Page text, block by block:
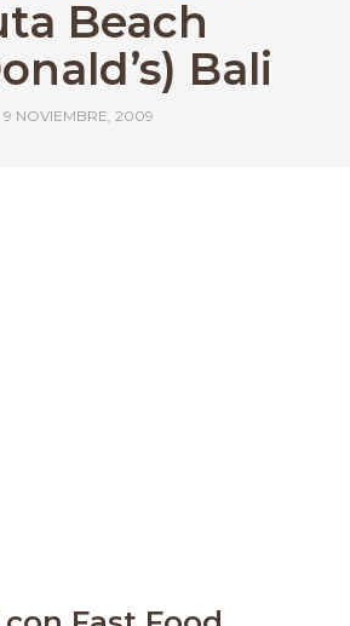
Beach
Bali
9 NOVIEMBRE, 2009